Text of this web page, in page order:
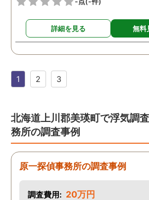
詳細を見る 無料
1 2 3
北海道上川郡美瑛町で浮気調
務所の調査事例
原一探偵事務所の調査事例
調査費用: 20万円